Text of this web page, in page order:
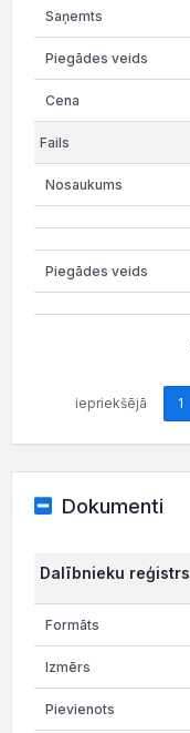
iepriekšējā 1
Dokumenti
Dalībnieku reģistrs